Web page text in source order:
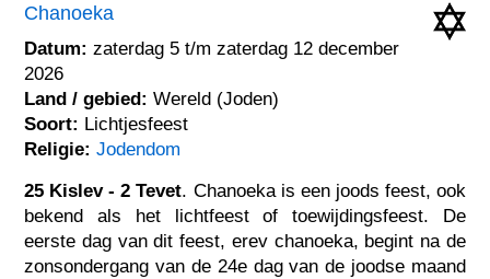
Chanoeka
Datum: zaterdag 5 t/m zaterdag 12 december
2026
Land / gebied: Wereld (Joden)
Soort: Lichtjesfeest
Religie: Jodendom
25 Kislev - 2 Tevet. Chanoeka is een joods feest, ook
bekend als het lichtfeest of toewijdingsfeest. De
eerste dag van dit feest, erev chanoeka, begint na de
zonsondergang van de 24e dag van de joodse maand